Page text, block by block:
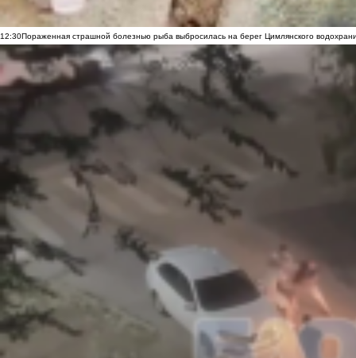
12:30Пораженная страшной болезнью рыба выбросилась на берег Цимлянского